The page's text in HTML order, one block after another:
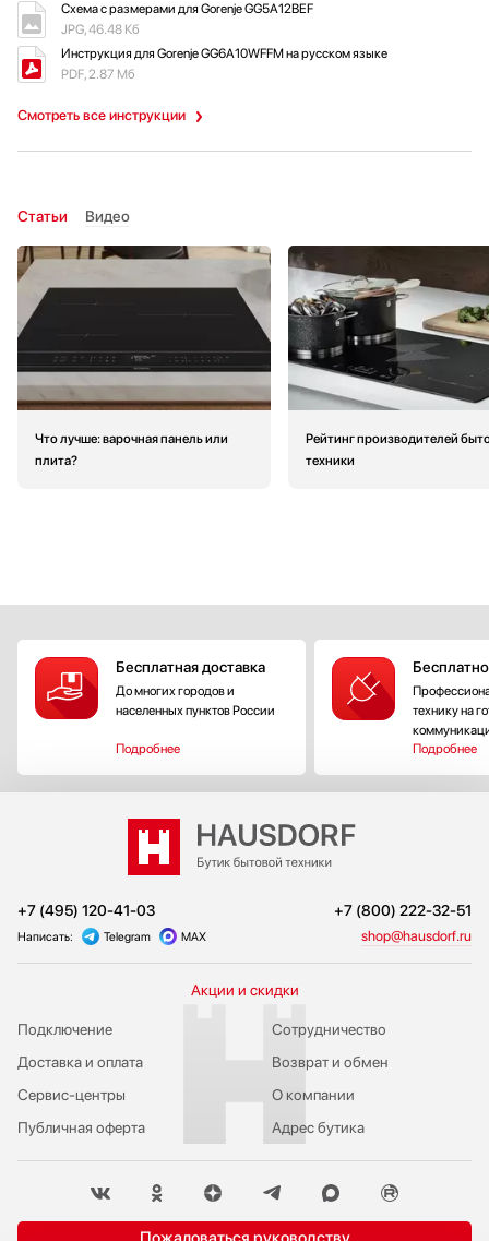
Смотреть все инструкции
Схема с размерами для Gorenje GG5A12BEF
JPG, 46.48 Кб
Инструкция для Gorenje GG6A10WFFM на русском языке
PDF, 2.87 Мб
Статьи Видео
Что лучше: варочная панель или
плита?
Рейтинг производителей
техники
Бесплатная доставка
До многих городов и
населенных пунктов России
Подробнее
технику на
Подробнее
+7 (495) 120-41-03 +7 (800) 222-32-51
Написать: Telegram MAX shop@hausdorf.ru
Акции и скидки
Подключение
Публичная оферта
Сервис-центры
Доставка и оплата
Сотрудничество
Возврат и обмен
О компании
Адрес бутика